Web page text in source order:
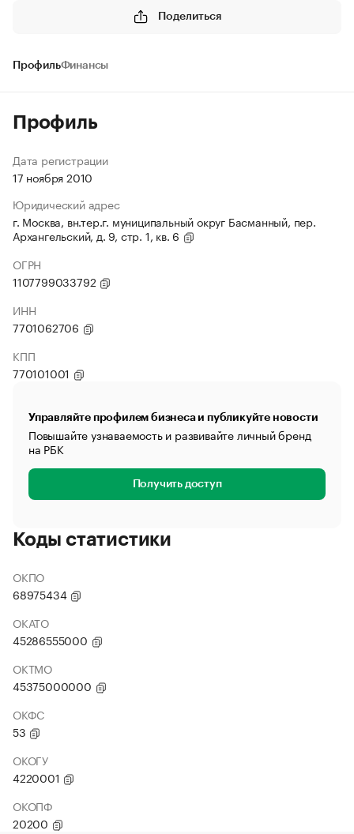
Поделиться
ПрофильФинансы
Профиль
Дата регистрации
17 ноября 2010
Юридический адрес
г. Москва, вн.тер.г. муниципальный округ Басманный, пер.
Архангельский, д. 9, стр. 1, кв. 6
ОГРН
1107799033792
ИНН
7701062706
КПП
770101001
Управляйте профилем бизнеса и публикуйте новости
Повышайте узнаваемость и развивайте личный бренд
на РБК
Получить доступ
Коды статистики
ОКПО
68975434
ОКАТО
45286555000
ОКТМО
45375000000
ОКФС
53
ОКОГУ
4220001
ОКОПФ
20200